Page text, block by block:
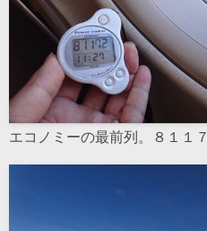
エコノミーの最前列。８１１